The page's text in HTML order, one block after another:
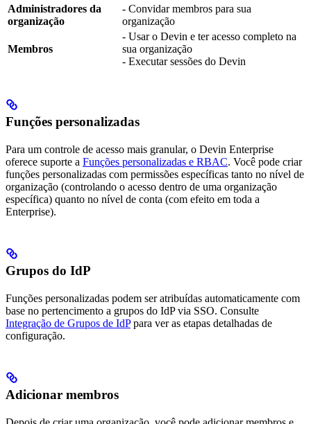
Administradores da
organização
- Convidar membros para sua
organização
Membros
- Usar o Devin e ter acesso completo na
sua organização
- Executar sessões do Devin
Funções personalizadas
Para um controle de acesso mais granular, o Devin Enterprise
oferece suporte a Funções personalizadas e RBAC. Você pode criar
funções personalizadas com permissões específicas tanto no nível de
organização (controlando o acesso dentro de uma organização
específica) quanto no nível de conta (com efeito em toda a
Enterprise).
Grupos do IdP
Funções personalizadas podem ser atribuídas automaticamente com
base no pertencimento a grupos do IdP via SSO. Consulte
Integração de Grupos de IdPpara ver as etapas detalhadas de
configuração.
Adicionar membros